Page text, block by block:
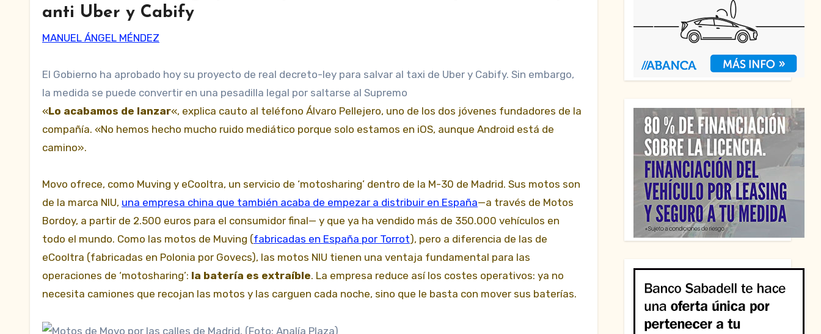
anti Uber y Cabify
MANUEL ÁNGEL MÉNDEZ
El Gobierno ha aprobado hoy su proyecto de real decreto-ley para salvar al taxi de Uber y Cabify. Sin embargo,
la medida se puede convertir en una pesadilla legal por saltarse al Supremo
«Lo acabamos de lanzar«, explica cauto al teléfono Álvaro Pellejero, uno de los dos jóvenes fundadores de la
compañía. «No hemos hecho mucho ruido mediático porque solo estamos en iOS, aunque Android está de
camino».
Movo ofrece, como Muving y eCooltra, un servicio de ‘motosharing’ dentro de la M-30 de Madrid. Sus motos son
de la marca NIU, una empresa china que también acaba de empezar a distribuir en España—a través de Motos
Bordoy, a partir de 2.500 euros para el consumidor final— y que ya ha vendido más de 350.000 vehículos en
todo el mundo. Como las motos de Muving (fabricadas en España por Torrot), pero a diferencia de las de
eCooltra (fabricadas en Polonia por Govecs), las motos NIU tienen una ventaja fundamental para las
operaciones de ‘motosharing’: la batería es extraíble. La empresa reduce así los costes operativos: ya no
necesita camiones que recojan las motos y las carguen cada noche, sino que le basta con mover sus baterías.